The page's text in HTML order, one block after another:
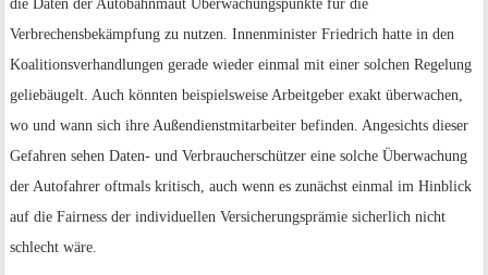
die Daten der Autobahnmaut Überwachungspunkte für die
Verbrechensbekämpfung zu nutzen. Innenminister Friedrich hatte in den
Koalitionsverhandlungen gerade wieder einmal mit einer solchen Regelung
geliebäugelt. Auch könnten beispielsweise Arbeitgeber exakt überwachen,
wo und wann sich ihre Außendienstmitarbeiter befinden. Angesichts dieser
Gefahren sehen Daten- und Verbraucherschützer eine solche Überwachung
der Autofahrer oftmals kritisch, auch wenn es zunächst einmal im Hinblick
auf die Fairness der individuellen Versicherungsprämie sicherlich nicht
schlecht wäre.